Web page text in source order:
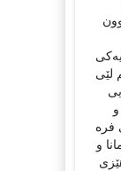
لێی
فرە
و